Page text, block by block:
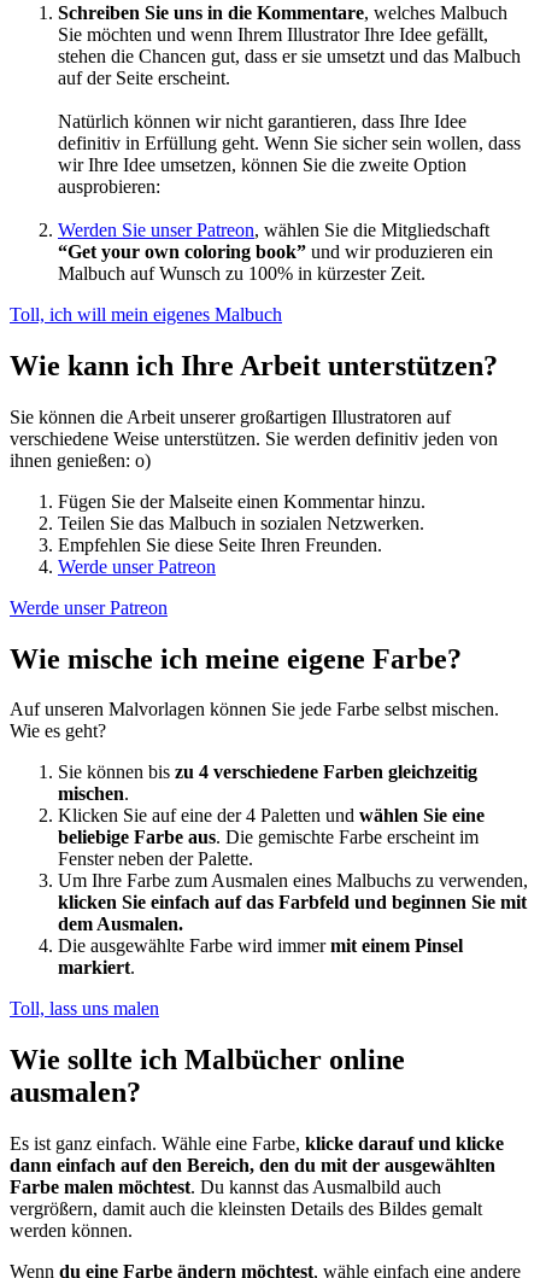
Schreiben Sie uns in die Kommentare, welches Malbuch
Sie möchten und wenn Ihrem Illustrator Ihre Idee gefällt,
stehen die Chancen gut, dass er sie umsetzt und das Malbuch
auf der Seite erscheint.
Natürlich können wir nicht garantieren, dass Ihre Idee
definitiv in Erfüllung geht. Wenn Sie sicher sein wollen, dass
wir Ihre Idee umsetzen, können Sie die zweite Option
ausprobieren:
Werden Sie unser Patreon, wählen Sie die Mitgliedschaft
“Get your own coloring book” und wir produzieren ein
Malbuch auf Wunsch zu 100% in kürzester Zeit.
Toll, ich will mein eigenes Malbuch
Wie kann ich Ihre Arbeit unterstützen?
Sie können die Arbeit unserer großartigen Illustratoren auf
verschiedene Weise unterstützen. Sie werden definitiv jeden von
ihnen genießen: o)
Fügen Sie der Malseite einen Kommentar hinzu.
Teilen Sie das Malbuch in sozialen Netzwerken.
Empfehlen Sie diese Seite Ihren Freunden.
Werde unser Patreon
Werde unser Patreon
Wie mische ich meine eigene Farbe?
Auf unseren Malvorlagen können Sie jede Farbe selbst mischen.
Wie es geht?
Sie können bis zu 4 verschiedene Farben gleichzeitig
mischen.
Klicken Sie auf eine der 4 Paletten und wählen Sie eine
beliebige Farbe aus. Die gemischte Farbe erscheint im
Fenster neben der Palette.
Um Ihre Farbe zum Ausmalen eines Malbuchs zu verwenden,
klicken Sie einfach auf das Farbfeld und beginnen Sie mit
dem Ausmalen.
Die ausgewählte Farbe wird immermit einem Pinsel
markiert.
Toll, lass uns malen
Wie sollte ich Malbücher online
ausmalen?
Es ist ganz einfach. Wähle eine Farbe, klicke darauf und klicke
dann einfach auf den Bereich, den du mit der ausgewählten
Farbe malen möchtest. Du kannst das Ausmalbild auch
vergrößern, damit auch die kleinsten Details des Bildes gemalt
werden können.
Wenn du eine Farbe ändern möchtest, wähle einfach eine andere